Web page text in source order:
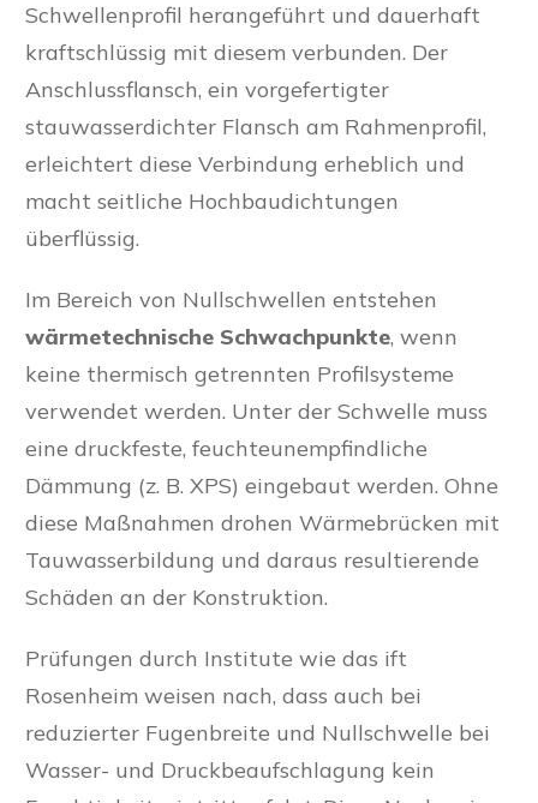
Schwellenprofil herangeführt und dauerhaft
kraftschlüssig mit diesem verbunden. Der
Anschlussflansch, ein vorgefertigter
stauwasserdichter Flansch am Rahmenprofil,
erleichtert diese Verbindung erheblich und
macht seitliche Hochbaudichtungen
überflüssig.
Im Bereich von Nullschwellen entstehen
wärmetechnische Schwachpunkte, wenn
keine thermisch getrennten Profilsysteme
verwendet werden. Unter der Schwelle muss
eine druckfeste, feuchteunempfindliche
Dämmung (z. B. XPS) eingebaut werden. Ohne
diese Maßnahmen drohen Wärmebrücken mit
Tauwasserbildung und daraus resultierende
Schäden an der Konstruktion.
Prüfungen durch Institute wie das ift
Rosenheim weisen nach, dass auch bei
reduzierter Fugenbreite und Nullschwelle bei
Wasser- und Druckbeaufschlagung kein